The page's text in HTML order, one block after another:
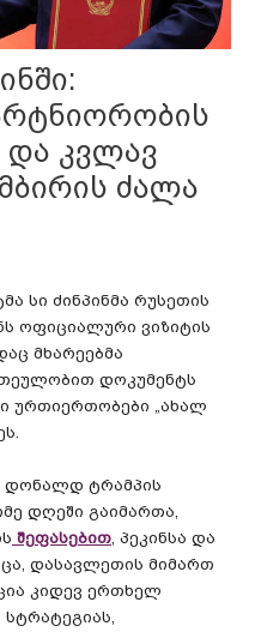
და კვლავ
ძალა
სი ძინპინმა რუსეთის
ოფიციალური ვიზიტის
მხარეებმა
დოკუმენტს
ურთიერთობები
ახალ
დონალდ ტრამპის
დღეში გაიმართა
შეფასებით პეკინსა და
დასავლეთის მიმართ
კიდევ ერთხელ
სტრატეგიას